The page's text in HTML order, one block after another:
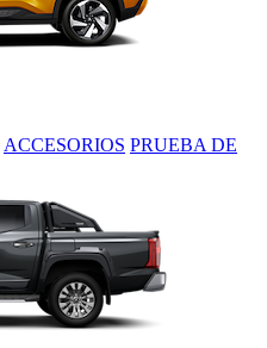
ACCESORIOS PRUEBA DE